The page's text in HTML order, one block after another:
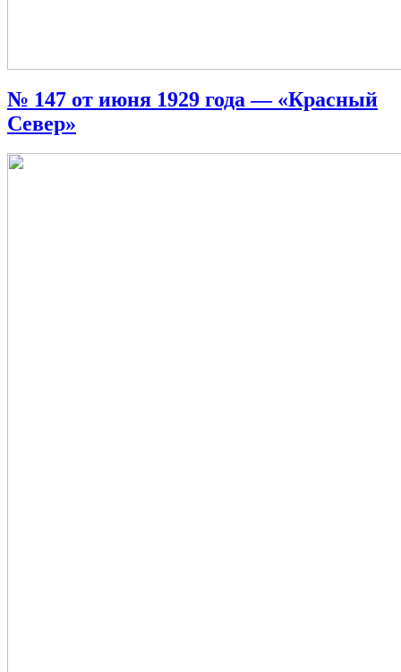
№ 147 от июня 1929 года — «Красный
Север»